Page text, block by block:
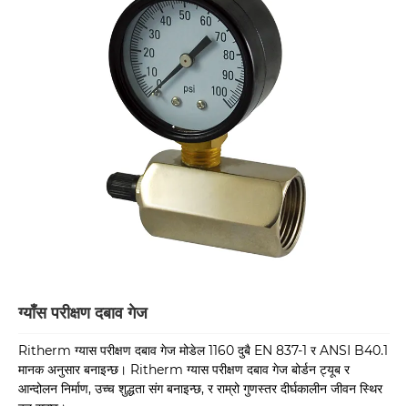
ग्याँस परीक्षण दबाव गेज
Ritherm ग्यास परीक्षण दबाव गेज मोडेल 1160 दुबै EN 837-1 र ANSI B40.1
मानक अनुसार बनाइन्छ। Ritherm ग्यास परीक्षण दबाव गेज बोर्डन ट्यूब र
आन्दोलन निर्माण, उच्च शुद्धता संग बनाइन्छ, र राम्रो गुणस्तर दीर्घकालीन जीवन स्थिर